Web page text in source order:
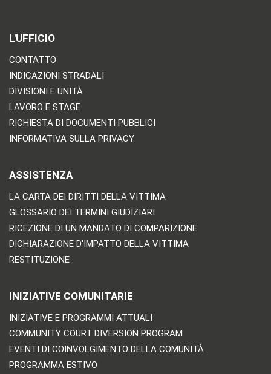
L'UFFICIO
CONTATTO
INDICAZIONI STRADALI
DIVISIONI E UNITÀ
LAVORO E STAGE
RICHIESTA DI DOCUMENTI PUBBLICI
INFORMATIVA SULLA PRIVACY
ASSISTENZA
LA CARTA DEI DIRITTI DELLA VITTIMA
GLOSSARIO DEI TERMINI GIUDIZIARI
RICEZIONE DI UN MANDATO DI COMPARIZIONE
DICHIARAZIONE D'IMPATTO DELLA VITTIMA
RESTITUZIONE
INIZIATIVE COMUNITARIE
INIZIATIVE E PROGRAMMI ATTUALI
COMMUNITY COURT DIVERSION PROGRAM
EVENTI DI COINVOLGIMENTO DELLA COMUNITÀ
PROGRAMMA ESTIVO